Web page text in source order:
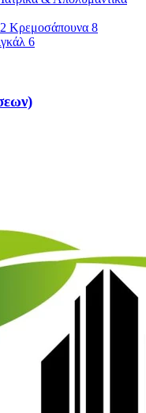
2 Κρεμοσάπουνα 8
6